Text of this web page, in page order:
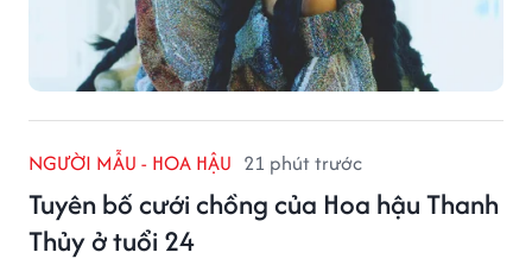
NGƯỜI MẪU - HOA HẬU 21 phút trước
Tuyên bố cưới chồng của Hoa hậu Thanh
Thủy ở tuổi 24